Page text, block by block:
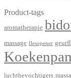
Product-tags
aromatherapie
massage flesopener
Koekenpan
luchtbevochtigers